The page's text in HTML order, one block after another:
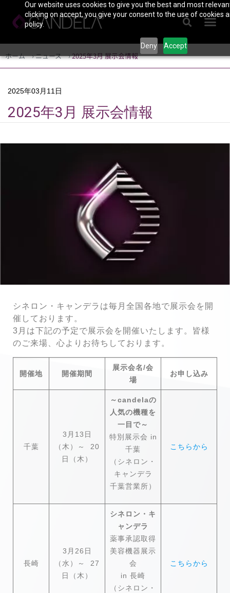
Our website uses cookies to give you the best and most
clicking on accept, you give your consent to the use of cookies
policy.
Deny Accept
ホーム ›ニュース ›2025年3月 展示会情報
2025年03月11日
2025年3月 展示会情報
シネロン・キャンデラは毎月全国各地で展示会を開
催しております。
3月は下記の予定で展示会を開催いたします。皆様
のご来場、心よりお待ちしております。
開催地 開催期間
展示会名/会
場
お申し込み
千葉
3月13日
（木）～ 20
日（木）
～candelaの
人気の機種を
一目で～
特別展示会 in
千葉
（シネロン・
キャンデラ
千葉営業所）
こちらから
長崎
3月26日
（水）～ 27
日（木）
シネロン・キ
ャンデラ
薬事承認取得
美容機器展示
会
in 長崎
（シネロン・
こちらから